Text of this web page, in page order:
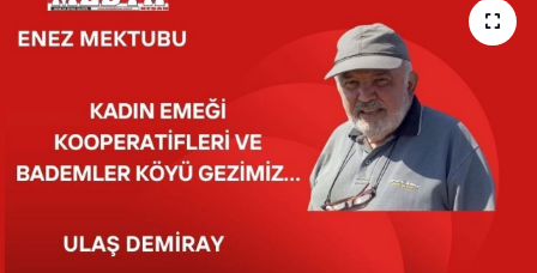
SAĞLIK
TARIM VE HAYVANCILIK